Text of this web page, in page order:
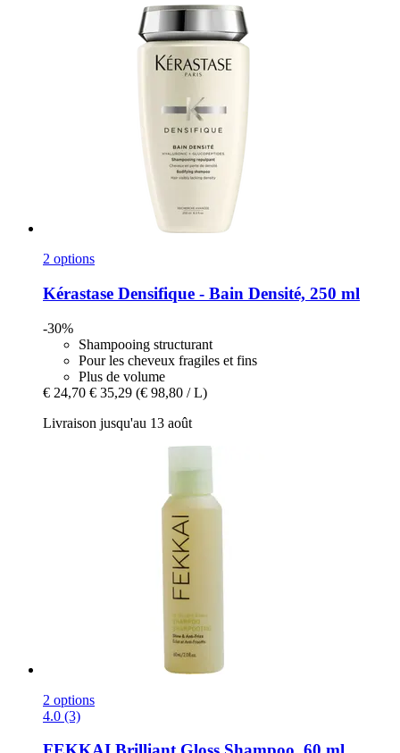
2 options
Kérastase Densifique -​ Bain Densité, 250 ml
-30%
Shampooing structurant
Pour les cheveux fragiles et fins
Plus de volume
€ 24,70 € 35,29 (€ 98,80 / L)
Livraison jusqu'au 13 août
2 options
4.0 (3)